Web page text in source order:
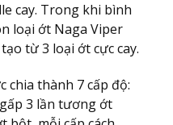
cay. Trong khi bình
loại ớt Naga Viper
từ 3 loại ớt cực cay.
chia thành 7 cấp độ:
3 lần tương ớt